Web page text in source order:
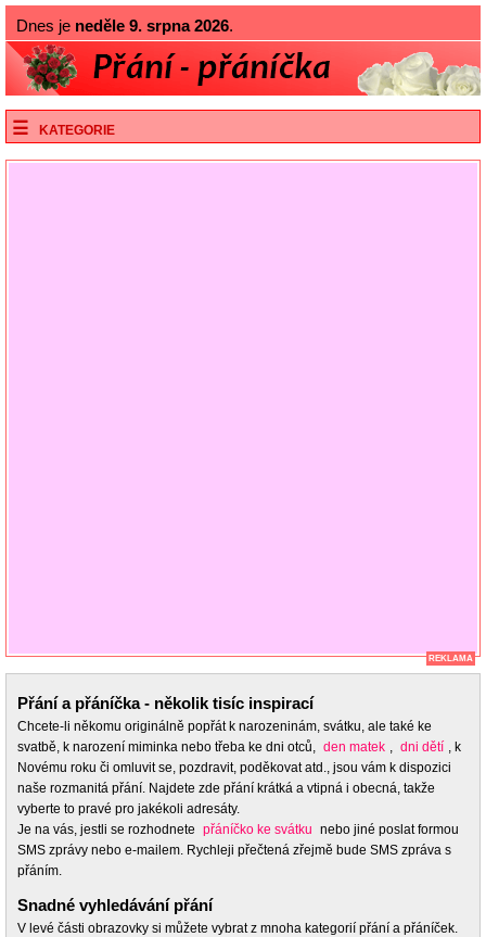
Dnes je neděle 9. srpna 2026.
KATEGORIE
REKLAMA
Přání a přáníčka - několik tisíc inspirací
Chcete-li někomu originálně popřát k narozeninám, svátku, ale také ke
svatbě, k narození miminka nebo třeba ke dni otců, den matek , dni dětí , k
Novému roku či omluvit se, pozdravit, poděkovat atd., jsou vám k dispozici
naše rozmanitá přání. Najdete zde přání krátká a vtipná i obecná, takže
vyberte to pravé pro jakékoli adresáty.
Je na vás, jestli se rozhodnete přáníčko ke svátku nebo jiné poslat formou
SMS zprávy nebo e-mailem. Rychleji přečtená zřejmě bude SMS zpráva s
přáním.
Snadné vyhledávání přání
V levé části obrazovky si můžete vybrat z mnoha kategorií přání a přáníček.